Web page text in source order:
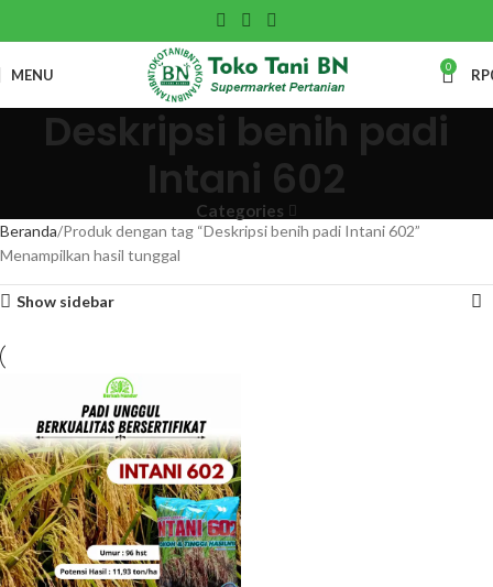
MENU 0 RP
Deskripsi benih padi
Intani 602
Categories
Beranda Produk dengan tag “Deskripsi benih padi Intani 602”
Menampilkan hasil tunggal
Show sidebar